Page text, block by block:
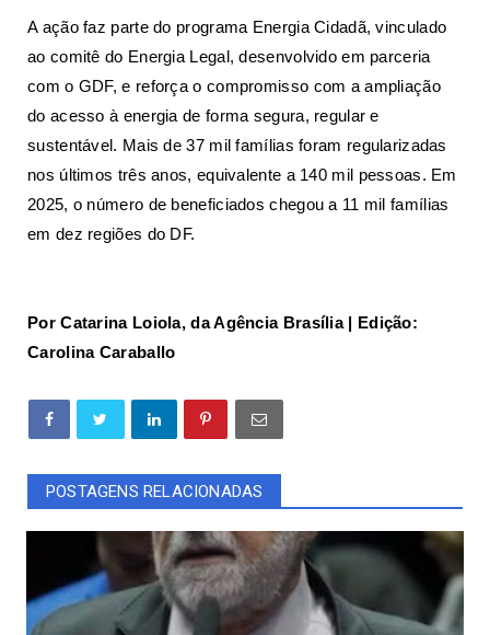
A ação faz parte do programa Energia Cidadã, vinculado
ao comitê do Energia Legal, desenvolvido em parceria
com o GDF, e reforça o compromisso com a ampliação
do acesso à energia de forma segura, regular e
sustentável. Mais de 37 mil famílias foram regularizadas
nos últimos três anos, equivalente a 140 mil pessoas. Em
2025, o número de beneficiados chegou a 11 mil famílias
em dez regiões do DF.
PorCatarina Loiola, da Agência Brasília | Edição:
Carolina Caraballo
POSTAGENS RELACIONADAS